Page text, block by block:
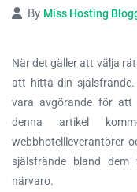
By Miss Hosting
När det gäller att välja
att hitta din
vara avgörande för att
denna artikel
webbhotellleverantörer
själsfrände bland
närvaro.